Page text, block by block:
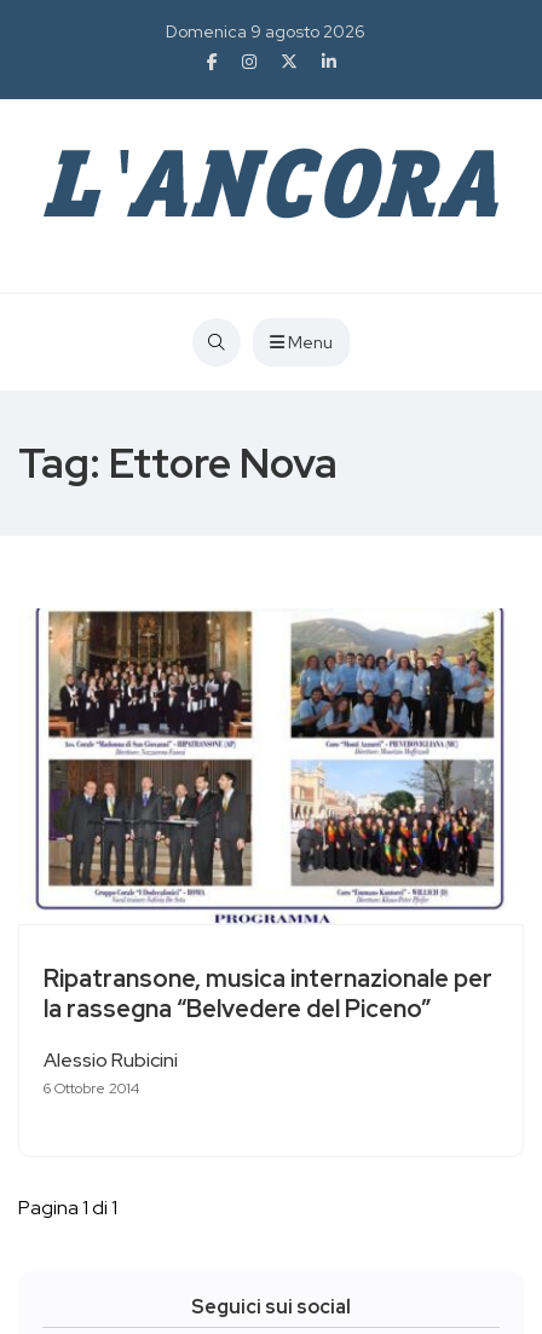
Domenica 9 agosto 2026
Menu
Tag: Ettore Nova
Ripatransone, musica internazionale per
la rassegna “Belvedere del Piceno”
Alessio Rubicini
6 Ottobre 2014
Pagina 1 di 1
Seguici sui social